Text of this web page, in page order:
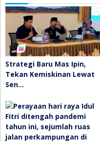
Strategi Baru Mas Ipin,
Tekan Kemiskinan Lewat
Sen…